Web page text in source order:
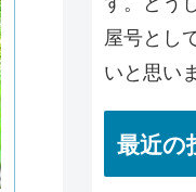
屋号とし
いと思い
最近の